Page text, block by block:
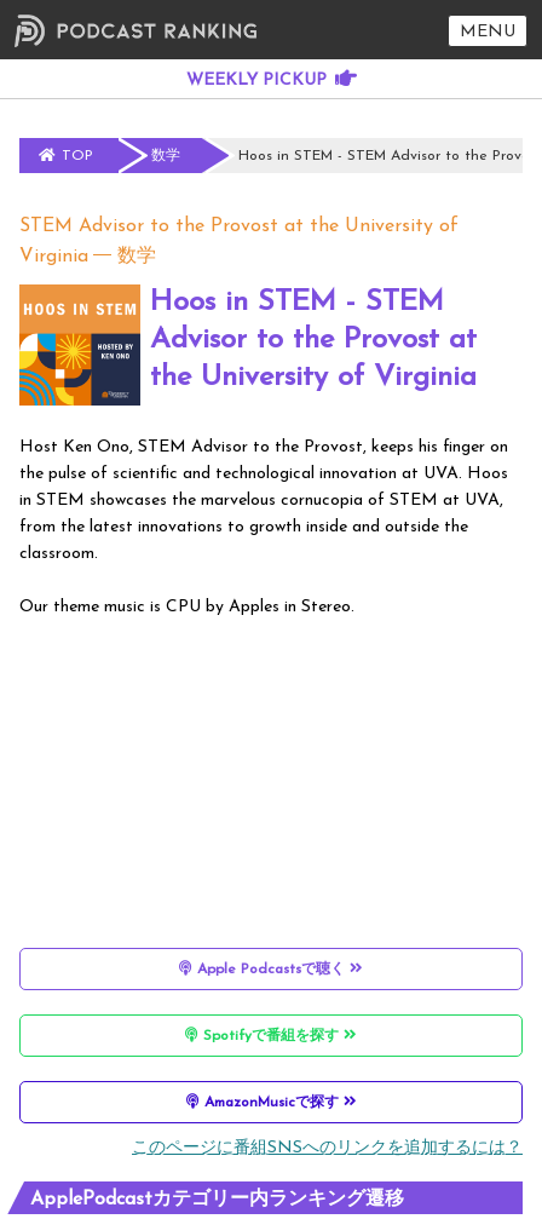
MENU
TOP 数学 Hoos in STEM - STEM Advisor to the
STEM Advisor to the Provost at the University of
Virginia
数学
Hoos in STEM - STEM
Advisor to the Provost at
the University of Virginia
Host Ken Ono, STEM Advisor to the Provost, keeps his finger on
the pulse of scientific and technological innovation at UVA. Hoos
in STEM showcases the marvelous cornucopia of STEM at UVA,
from the latest innovations to growth inside and outside the
classroom.
Our theme music is CPU by Apples in Stereo.
Apple Podcastsで聴く
Spotifyで番組を探す
AmazonMusicで探す
このページに番組SNSへのリンクを追加するには？
ApplePodcastカテゴリー内ランキング遷移